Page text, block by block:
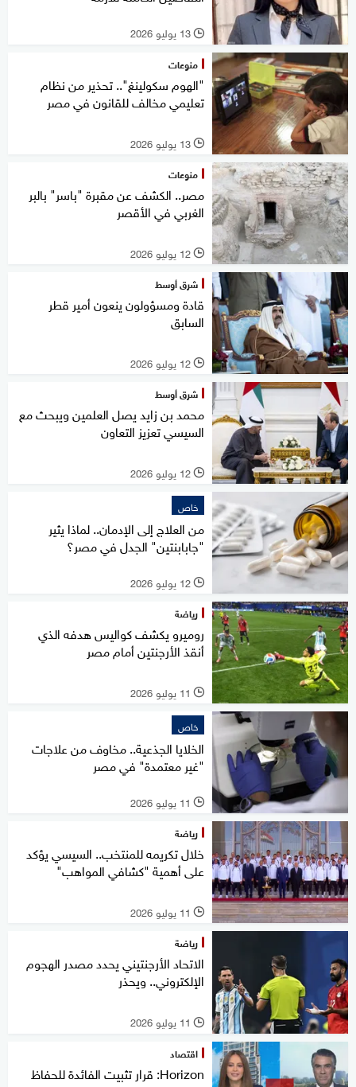
l 13 يوليو 2026
منوعات
"الهوم سكولينغ".. تحذير من نظام
تعليمي مخالف للقانون في مصر
l 13 يوليو 2026
منوعات
مصر.. الكشف عن مقبرة "باسر" بالبر
الغربي في الأقصر
l 12 يوليو 2026
شرق أوسط
قادة ومسؤولون ينعون أمير قطر
السابق
l 12 يوليو 2026
شرق أوسط
محمد بن زايد يصل العلمين ويبحث مع
السيسي تعزيز التعاون
l 12 يوليو 2026
خاص
من العلاج إلى الإدمان.. لماذا يثير
"جابابنتين" الجدل في مصر؟
l 12 يوليو 2026
رياضة
روميرو يكشف كواليس هدفه الذي
أنقذ الأرجنتين أمام مصر
l 11 يوليو 2026
خاص
الخلايا الجذعية.. مخاوف من علاجات
"غير معتمدة" في مصر
l 11 يوليو 2026
رياضة
خلال تكريمه للمنتخب.. السيسي يؤكد
على أهمية "كشافي المواهب"
l 11 يوليو 2026
رياضة
الاتحاد الأرجنتيني يحدد مصدر الهجوم
الإلكتروني.. ويحذر
l 11 يوليو 2026
اقتصاد
Horizon: قرار تثبيت الفائدة للحفاظ